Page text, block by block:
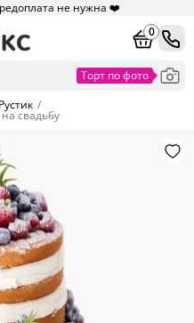
не нужна ❤️
0
Рустик /
свадьбу